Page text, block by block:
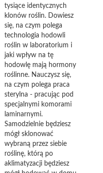
tysiące identycznych
klonów roślin. Dowiesz
się, na czym polega
technologia hodowli
roślin w laboratorium i
jaki wpływ na tę
hodowlę mają hormony
roślinne. Nauczysz się,
na czym polega praca
sterylna - pracując pod
specjalnymi komorami
laminarnymi.
Samodzielnie będziesz
mógł sklonować
wybraną przez siebie
roślinę, którą po
aklimatyzacji będziesz